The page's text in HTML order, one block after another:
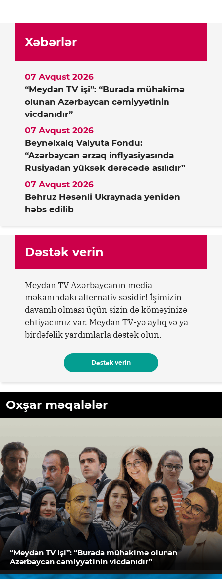
Xəbərlər
“Meydan TV işi”: “Burada mühakimə
olunan Azərbaycan cəmiyyətinin
vicdanıdır”
07 Avqust 2026
Beynəlxalq Valyuta Fondu:
“Azərbaycan ərzaq inflyasiyasında
Rusiyadan yüksək dərəcədə asılıdır”
07 Avqust 2026
Bəhruz Həsənli Ukraynada yenidən
həbs edilib
07 Avqust 2026
Dəstək verin
Meydan TV Azərbaycanın media
məkanındakı alternativ səsidir! İşimizin
davamlı olması üçün sizin də köməyinizə
ehtiyacımız var. Meydan TV-yə aylıq və ya
birdəfəlik yardımlarla dəstək olun.
Dəstək verin
Oxşar məqalələr
“Meydan TV işi”: “Burada mühakimə olunan
Azərbaycan cəmiyyətinin vicdanıdır”